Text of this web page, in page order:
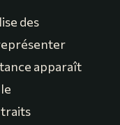
des
apparaît